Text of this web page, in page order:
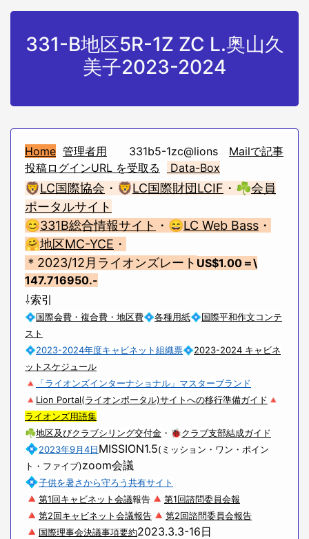
331-B地区5R-1Z ZC L.奥山久
美子2023-2024
Home 管理者用 331b5-1zc@lions Mailで記事
投稿ログインURL を受取る
Data-Box
🦁LC国際協会 ・🦁LC国際財団LCIF ・☘会員
ポータルサイト
😊331B総合情報サイト ・😄LC Web Bass ・
🤗地区MC-YCE ・
＊2023/12月ライオンズレート US$1.00＝\
147.716950.-
⇩索引
💠国際会費・複合費・地区費💠各種用紙💠国際平和作文コンテ
スト
💠2023-2024年度キャビネット組織票💠2023-2024 キャビネ
ットスケジュール
🔺
「ライオンズインターナショナル」マスターブランド
🔺 Lion Portal(ライオンポータル)サイトへの移行準備ガイド 🔺
ライオンズ用語集
☘地区及びクラブシリング交付金 ・🐞クラブ支部結成ガイド
💠2023年9月4日MISSION1.5(ミッション・ワン・ポイン
ト・ファイブ)zoom会議
💠子供を暑さから守ろう共有サイト
🔺 第1回キャビネット会議報告 🔺 第1回諮問委員会報
🔺 第2回キャビネット会議報告 🔺 第2回諮問委員会報告
🔺 国際理事会決議事項要約2023.3.3-16日